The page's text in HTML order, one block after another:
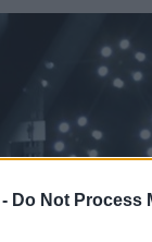
Do Not Process